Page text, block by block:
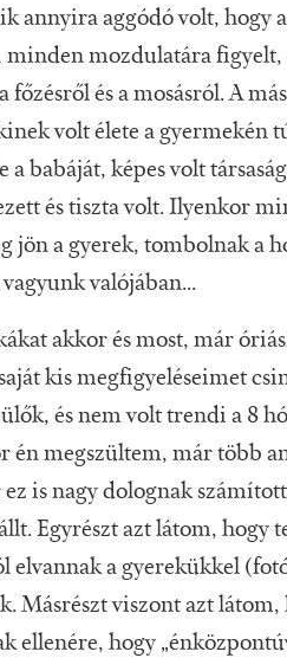
annyira aggódó volt, hogy
minden mozdulatára figyelt,
és a mosásról. A
volt élete a gyermekén
babáját, képes volt
és tiszta volt. Ilyenkor
jön a gyerek, tombolnak a
valójában...
akkor és most, már
kis megfigyeléseimet
és nem volt trendi a 8
megszültem, már több
is nagy dolognak
Egyrészt azt látom, hogy
a gyerekükkel
Másrészt viszont azt
ellenére, hogy